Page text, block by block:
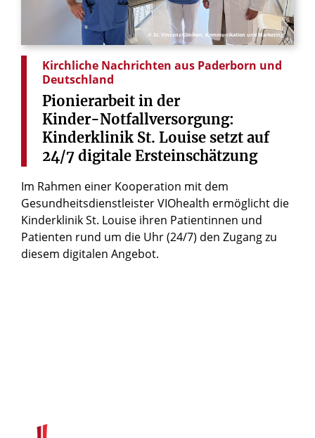
© St. Vincenz-Kliniken, Kommunikation und Marketing
Kirchliche Nachrichten aus Paderborn und
Deutschland
Pionierarbeit in der
Kinder-Notfallversorgung:
Kinderklinik St. Louise setzt auf
24/7 digitale Ersteinschätzung
Im Rahmen einer Kooperation mit dem
Gesundheitsdienstleister VIOhealth ermöglicht die
Kinderklinik St. Louise ihren Patientinnen und
Patienten rund um die Uhr (24/7) den Zugang zu
diesem digitalen Angebot.